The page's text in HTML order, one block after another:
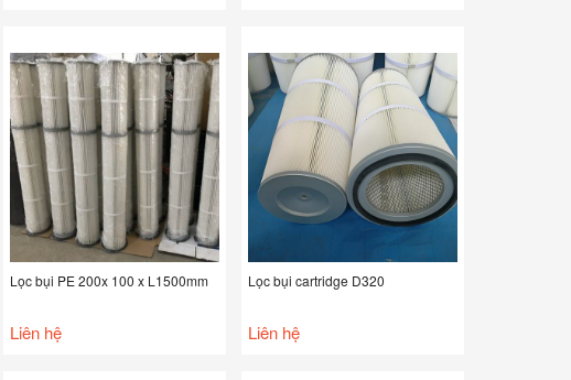
Lọc bụi PE 200x 100 x L1500mm
Liên hệ
Lọc bụi cartridge D320
Liên hệ